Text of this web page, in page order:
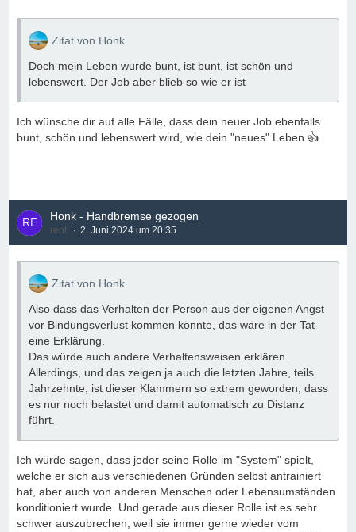
Zitat von Honk
Doch mein Leben wurde bunt, ist bunt, ist schön und
lebenswert. Der Job aber blieb so wie er ist
Ich wünsche dir auf alle Fälle, dass dein neuer Job ebenfalls
bunt, schön und lebenswert wird, wie dein "neues" Leben 👍
Honk - Handbremse gezogen
rent 2. Juni 2024 um 20:35
Zitat von Honk
Also dass das Verhalten der Person aus der eigenen Angst
vor Bindungsverlust kommen könnte, das wäre in der Tat
eine Erklärung.
Das würde auch andere Verhaltensweisen erklären.
Allerdings, und das zeigen ja auch die letzten Jahre, teils
Jahrzehnte, ist dieser Klammern so extrem geworden, dass
es nur noch belastet und damit automatisch zu Distanz
führt.
Ich würde sagen, dass jeder seine Rolle im "System" spielt,
welche er sich aus verschiedenen Gründen selbst antrainiert
hat, aber auch von anderen Menschen oder Lebensumständen
konditioniert wurde. Und gerade aus dieser Rolle ist es sehr
schwer auszubrechen, weil sie immer gerne wieder vom